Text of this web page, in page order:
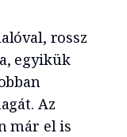
rossz
egyikük
Az
már el is